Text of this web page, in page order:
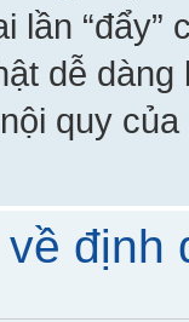
lần “đẩy”
dễ
quy
định